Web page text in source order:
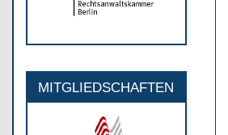
MITGLIEDSCHAFTEN